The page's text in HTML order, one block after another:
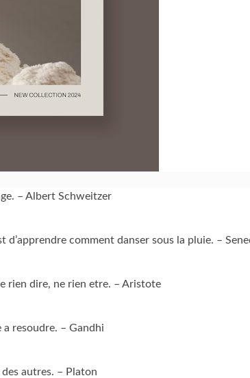
– Albert Schweitzer
d’apprendre comment danser sous la pluie. –
rien dire, ne rien etre. – Aristote
resoudre. – Gandhi
des autres. – Platon